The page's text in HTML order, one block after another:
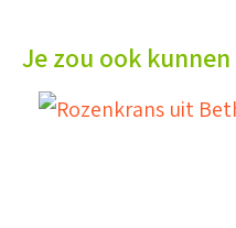
Je zou ook